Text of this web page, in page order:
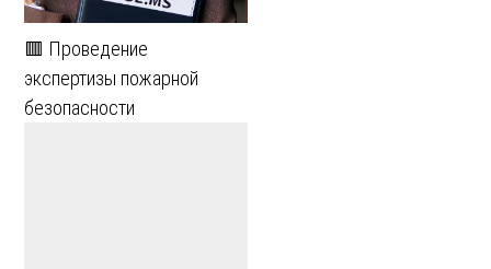
🟥 Проведение
экспертизы пожарной
безопасности